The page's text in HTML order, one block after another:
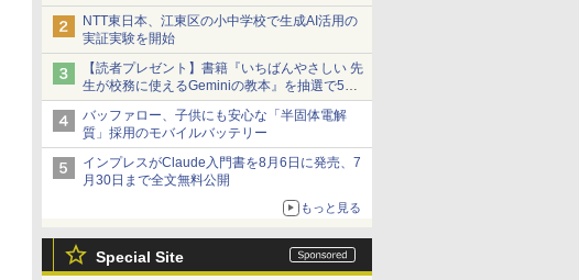
とIT ポッドキャスト】
NTT東日本、江東区の小中学校で生成AI活用の
実証実験を開始
【読者プレゼント】書籍『いちばんやさしい 先
生が校務に使えるGeminiの教本』を抽選で5名
様にプレゼント ――応募締切は2026年8月12
日（水）まで
バッファロー、子供にも安心な「半固体電解
質」採用のモバイルバッテリー
インプレスがClaude入門書を8月6日に発売、7
月30日まで全文無料公開
もっと見る
Special Site